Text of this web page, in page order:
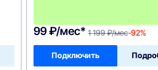
99 ₽/мес* 1 199 ₽/мес-92%
Подключить